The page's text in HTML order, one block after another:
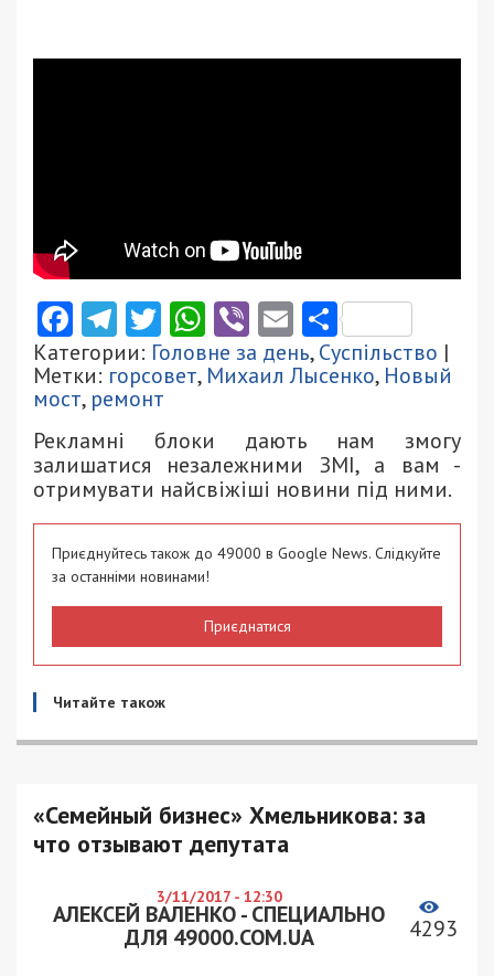
Facebook
Telegram
Twitter
WhatsApp
ViberEmail
Категории: Головне за день,Суспільство |
Метки: горсовет, Михаил Лысенко, Новый
мост, ремонт
Рекламні блоки дають нам змогу
залишатися незалежними ЗМІ, а вам -
отримувати найсвіжіші новини під ними.
Приєднуйтесь також до 49000 в Google News. Слідкуйте
за останніми новинами!
Приєднатися
Читайте також
«Семейный бизнес» Хмельникова: за
что отзывают депутата
3/11/2017 - 12:30
АЛЕКСЕЙ ВАЛЕНКО - СПЕЦИАЛЬНО
ДЛЯ 49000.COM.UA
4293